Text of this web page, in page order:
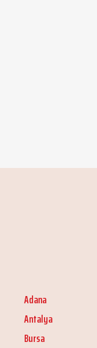
Adana
Antalya
Bursa